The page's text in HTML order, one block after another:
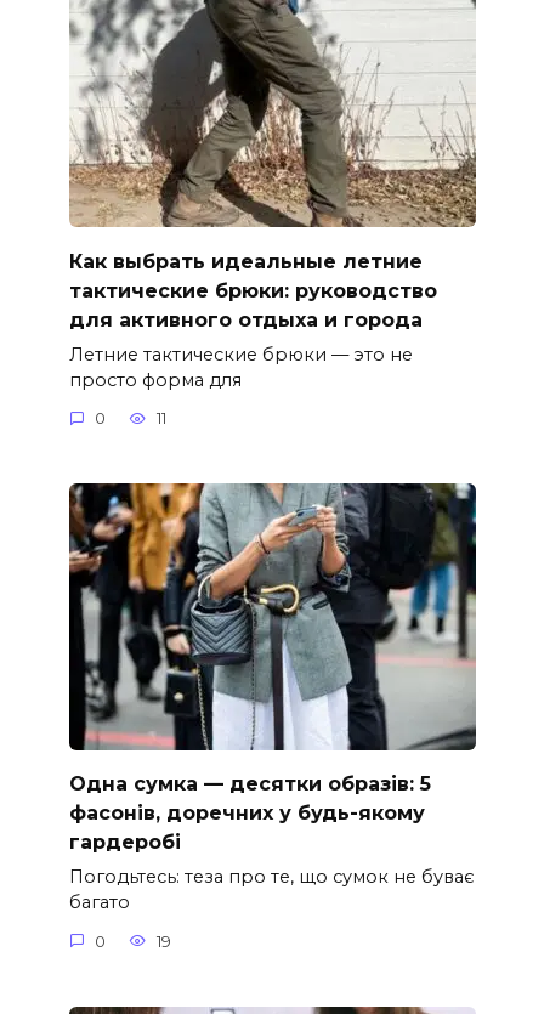
Как выбрать идеальные летние
тактические брюки: руководство
для активного отдыха и города
Летние тактические брюки — это не
просто форма для
0 11
Одна сумка — десятки образів: 5
фасонів, доречних у будь-якому
гардеробі
Погодьтесь: теза про те, що сумок не буває
багато
0 19